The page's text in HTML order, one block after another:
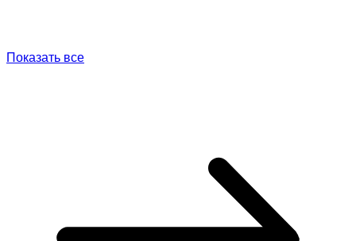
Показать все